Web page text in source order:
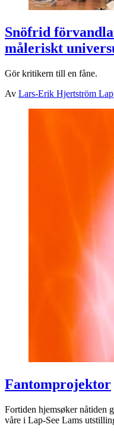
Snöfrid
måleriskt
Gör kritikern till en fåne.
Av Lars-Erik Hjertström
Fantomprojektor
Fortiden hjemsøker nåtiden
våre i Lap-See Lams